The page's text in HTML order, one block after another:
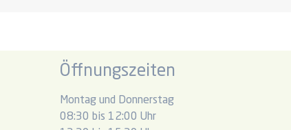
Öffnungszeiten
Montag und Donnerstag
08:30 bis 12:00 Uhr